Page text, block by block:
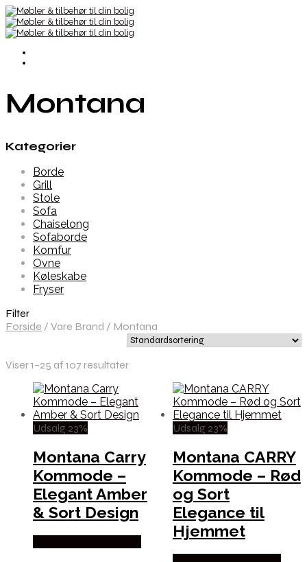
Montana
Kategorier
Borde
Grill
Stole
Sofa
Chaiselong
Sofaborde
Komfur
Ovne
Køleskabe
Fryser
Filter
Forside / Vare Brand / Montana
Viser 1–25 af 107 resultater
Udsalg 23%
Montana Carry
Kommode –
Elegant Amber
& Sort Design
Udsalg 23%
Montana CARRY
Kommode – Rød
og Sort
Elegance til
Hjemmet